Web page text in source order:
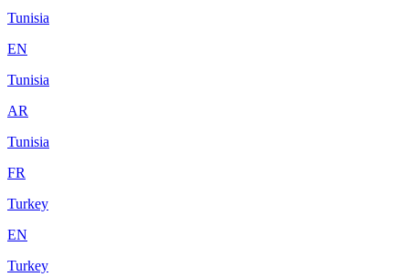
Tunisia
EN
Tunisia
AR
Tunisia
FR
Turkey
EN
Turkey